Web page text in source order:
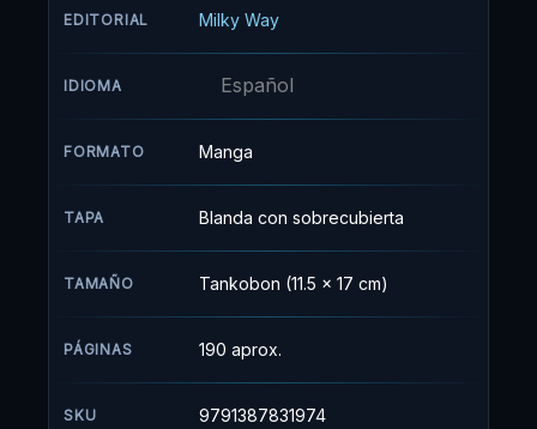
Esta es la historia de dos personas tan cercanas
y a la vez tan distantes.
EDITORIAL Milky Way
IDIOMA Español
FORMATO Manga
TAPA Blanda con sobrecubierta
TAMAÑO Tankobon (11.5 x 17 cm)
PÁGINAS 190 aprox.
SKU 9791387831974